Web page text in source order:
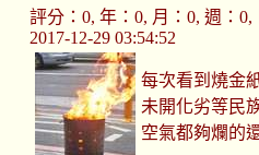
評分：0, 年：0, 月：0, 週：0,
2017-12-29 03:54:52
每次看到燒金
未開化劣等民
空氣都夠爛的